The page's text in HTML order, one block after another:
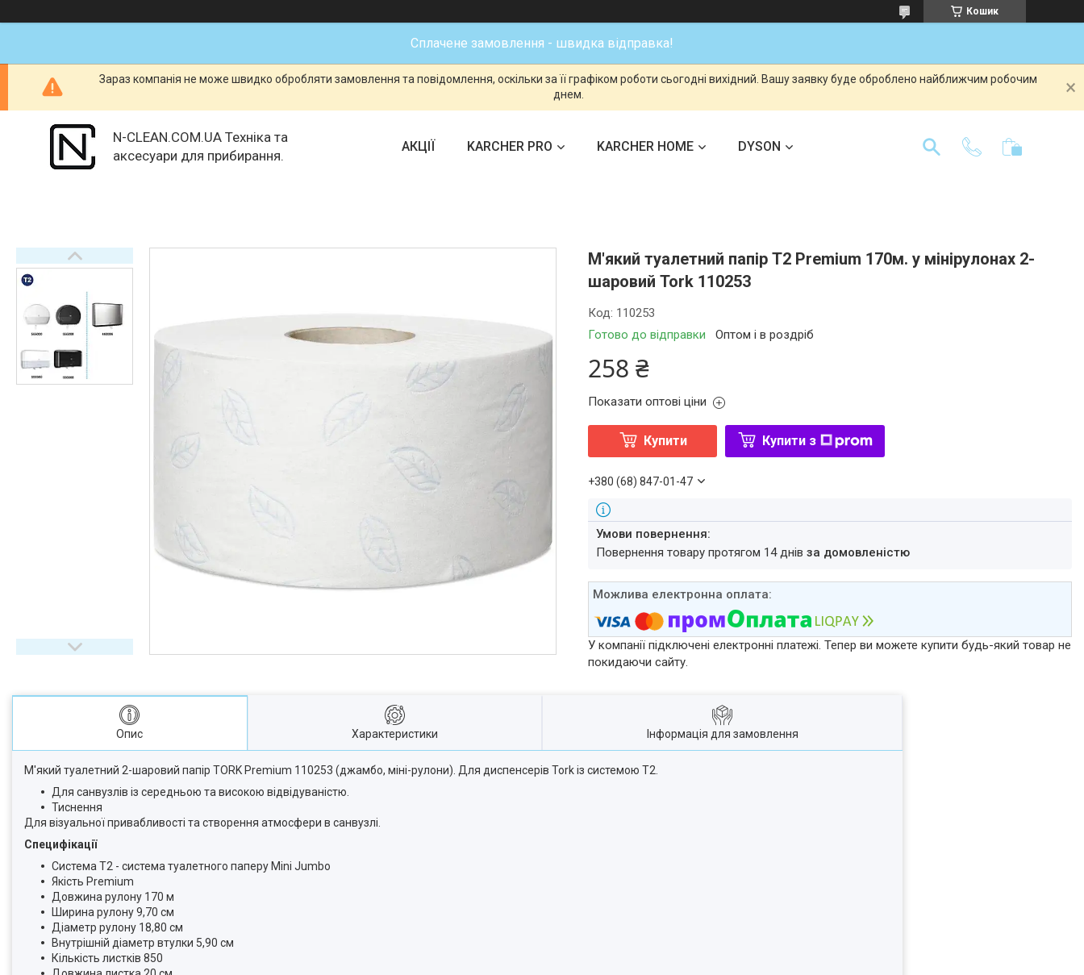
Кошик
Сплачене замовлення - швидка відправка!
Зараз компанія не може швидко обробляти замовлення та повідомлення, оскільки за її графіком роботи сьогодні вихідний. Вашу заявку буде оброблено найближчим робочим
днем.
N-CLEAN.COM.UA Техніка та
аксесуари для прибирання.
АКЦІЇ KARCHER PRO KARCHER HOME DYSON
М'який туалетний папір T2 Premium 170м. у мінірулонах 2-
шаровий Tork 110253
Готово до відправки Оптом і в роздріб
Код: 110253
258 ₴
Показати оптові ціни
Купити Купити з
+380 (68) 847-01-47
повернення товару протягом 14 днівза домовленістю
У компанії підключені електронні платежі. Тепер ви можете купити будь-який товар не
покидаючи сайту.
Опис Характеристики Інформація для замовлення
М'який туалетний 2-шаровий папір TORK Premium 110253 (джамбо, міні-рулони). Для диспенсерів Tork із системою T2.
Для санвузлів із середньою та високою відвідуваністю.
Тиснення
Для візуальної привабливості та створення атмосфери в санвузлі.
Специфікації
Система T2 - система туалетного паперу Mini Jumbo
Якість Premium
Довжина рулону 170 м
Ширина рулону 9,70 см
Діаметр рулону 18,80 см
Внутрішній діаметр втулки 5,90 см
Кількість листків 850